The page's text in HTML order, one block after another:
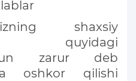
shaxsiy
quyidagi
zarur deb
oshkor qilishi